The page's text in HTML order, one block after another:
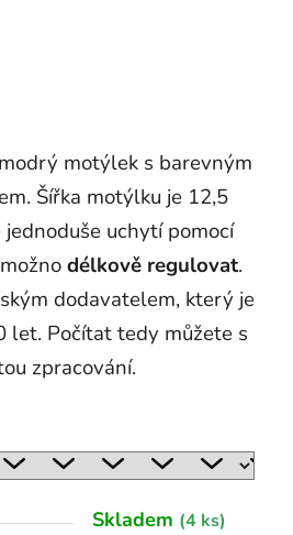
motýlek s barevným
Šířka motýlku je 12,5
jednoduše uchytí pomocí
délkově regulovat.
dodavatelem, který je
let. Počítat tedy můžete s
zpracování.
Skladem (4 ks)